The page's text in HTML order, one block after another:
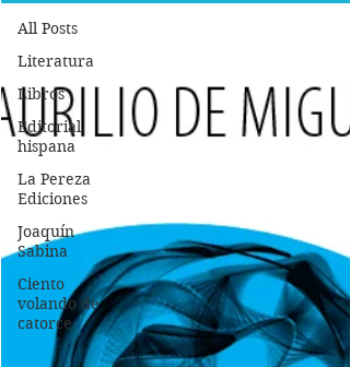
All Posts
Literatura
Libros
Editorial
hispana
La Pereza
Ediciones
Joaquín
Sabina
Ciento
volando de
catorce